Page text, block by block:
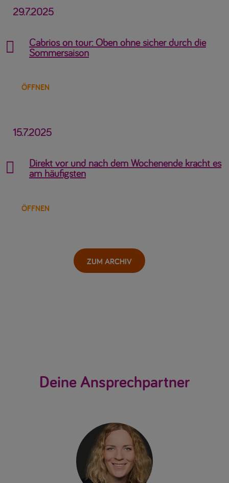
29.7.2025

Cabrios on tour: Oben ohne sicher durch die
Sommersaison
ÖFFNEN
15.7.2025

Direkt vor und nach dem Wochenende kracht es
am häufigsten
ÖFFNEN
ZUM ARCHIV
Deine Ansprechpartner